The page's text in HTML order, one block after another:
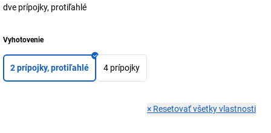
dve prípojky, protiľahlé
Vyhotovenie
2 prípojky, protiľahlé 4 prípojky
× Resetovať všetky vlastnosti